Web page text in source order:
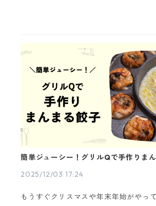
取材をさせていただきました。「商品
簡単ジューシー！グリルQで手作りま
2025/12/03 17:24
もうすぐクリスマスや年末年始がやっ